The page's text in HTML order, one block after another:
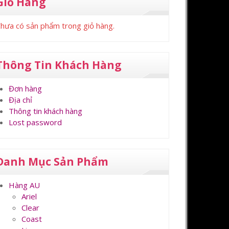
có sản phẩm trong giỏ hàng.
Tin Khách Hàng
Đơn hàng
Địa chỉ
Thông tin khách hàng
Lost password
Mục Sản Phẩm
Hàng AU
Ariel
Clear
Coast